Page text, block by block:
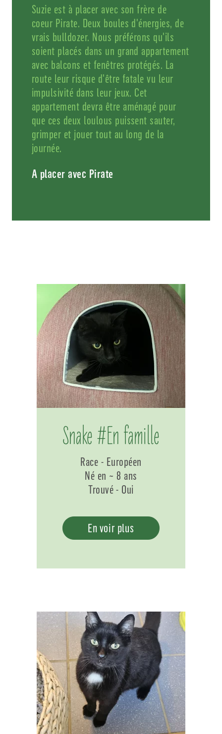
Suzie est à placer avec son frère de
coeur Pirate. Deux boules d'énergies, de
vrais bulldozer. Nous préférons qu'ils
soient placés dans un grand appartement
avec balcons et fenêtres protégés. La
route leur risque d'être fatale vu leur
impulsivité dans leur jeux. Cet
appartement devra être aménagé pour
que ces deux loulous puissent sauter,
grimper et jouer tout au long de la
journée.
A placer avec Pirate
Snake #En famille
Race - Européen
Né en ~ 8 ans
Trouvé - Oui
En voir plus